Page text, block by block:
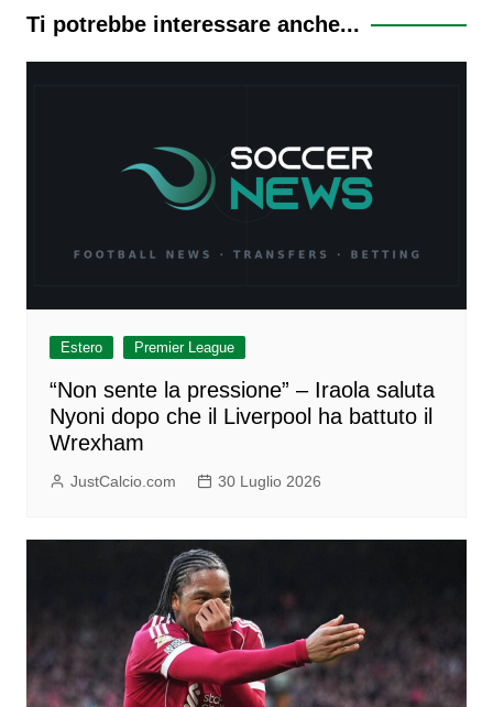
Ti potrebbe interessare anche...
Estero Premier League
“Non sente la pressione” – Iraola saluta
Nyoni dopo che il Liverpool ha battuto il
Wrexham
JustCalcio.com 30 Luglio 2026